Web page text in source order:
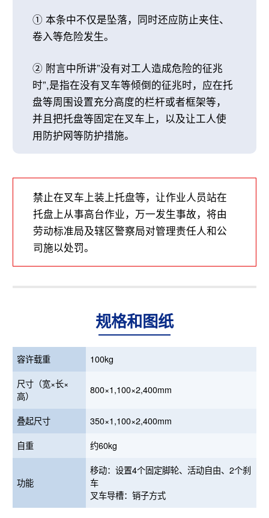
① 本条中不仅是坠落，同时还应防止夹住、
卷入等危险发生。
② 附言中所讲”没有对工人造成危险的征兆
时”,是指在没有叉车等倾倒的征兆时，应在托
盘等周围设置充分高度的栏杆或者框架等，
并且把托盘等固定在叉车上，以及让工人使
用防护网等防护措施。
禁止在叉车上装上托盘等，让作业人员站在
托盘上从事高台作业，万一发生事故，将由
劳动标准局及辖区警察局对管理责任人和公
司施以处罚。
规格和图纸
容许载重 100kg
尺寸（宽×长×
高）
800×1,100×2,400mm
叠起尺寸 350×1,100×2,400mm
自重 约60kg
功能
移动：设置4个固定脚轮、活动自由、2个刹
车
叉车导槽：销子方式